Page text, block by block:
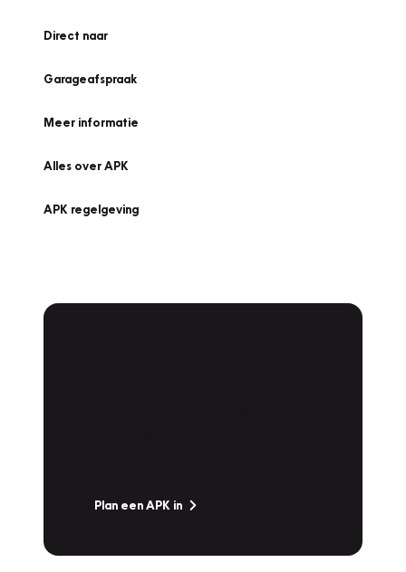
Direct naar
Garageafspraak
Meer informatie
Alles over APK
APK regelgeving
Plan een APK in